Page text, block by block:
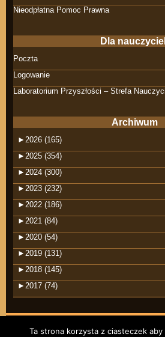
Nieodpłatna Pomoc Prawna
Dla
Poczta
Logowanie
Laboratorium Przyszłości – Strefa
Archiwum
► 2026 (165)
► 2025 (354)
► 2024 (300)
► 2023 (232)
► 2022 (186)
► 2021 (84)
► 2020 (54)
► 2019 (131)
► 2018 (145)
► 2017 (74)
Ta strona korzysta z ciasteczek aby